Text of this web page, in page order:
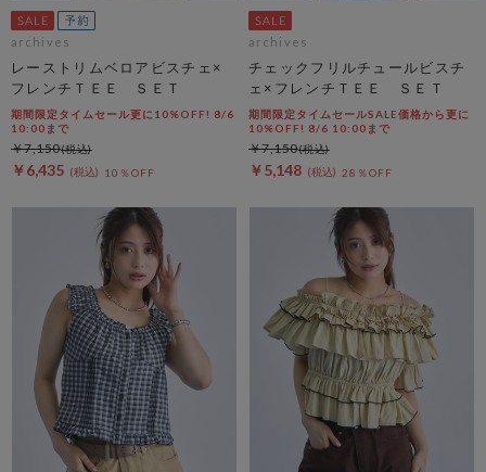
archives
レーストリムベロアビスチェ×
フレンチＴＥＥ ＳＥＴ
期間限定タイムセール更に10%OFF! 8/6
10:00まで
￥6,435 10％OFF
￥7,150
archives
チェックフリルチュールビスチ
ェ×フレンチＴＥＥ ＳＥＴ
期間限定タイムセールSALE価格から更に
10%OFF! 8/6 10:00まで
￥5,148 28％OFF
￥7,150